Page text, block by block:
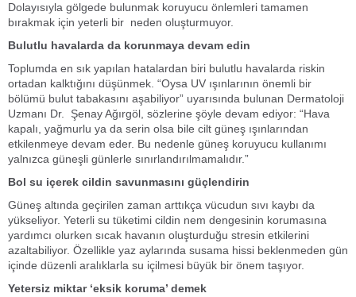
Dolayısıyla gölgede bulunmak koruyucu önlemleri tamamen
bırakmak için yeterli bir neden oluşturmuyor.
Bulutlu havalarda da korunmaya devam edin
Toplumda en sık yapılan hatalardan biri bulutlu havalarda riskin
ortadan kalktığını düşünmek. “Oysa UV ışınlarının önemli bir
bölümü bulut tabakasını aşabiliyor” uyarısında bulunan Dermatoloji
Uzmanı Dr. Şenay Ağırgöl, sözlerine şöyle devam ediyor: “Hava
kapalı, yağmurlu ya da serin olsa bile cilt güneş ışınlarından
etkilenmeye devam eder. Bu nedenle güneş koruyucu kullanımı
yalnızca güneşli günlerle sınırlandırılmamalıdır.”
Bol su içerek cildin savunmasını güçlendirin
Güneş altında geçirilen zaman arttıkça vücudun sıvı kaybı da
yükseliyor. Yeterli su tüketimi cildin nem dengesinin korumasına
yardımcı olurken sıcak havanın oluşturduğu stresin etkilerini
azaltabiliyor. Özellikle yaz aylarında susama hissi beklenmeden gün
içinde düzenli aralıklarla su içilmesi büyük bir önem taşıyor.
Yetersiz miktar ‘eksik koruma’ demek